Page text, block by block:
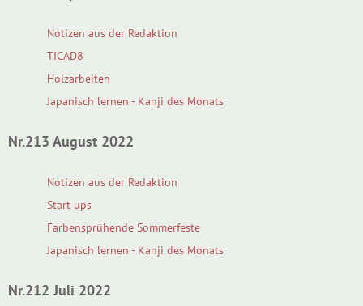
Notizen aus der Redaktion
TICAD8
Holzarbeiten
Japanisch lernen - Kanji des Monats
Nr.213 August 2022
Notizen aus der Redaktion
Start ups
Farbensprühende Sommerfeste
Japanisch lernen - Kanji des Monats
Nr.212 Juli 2022